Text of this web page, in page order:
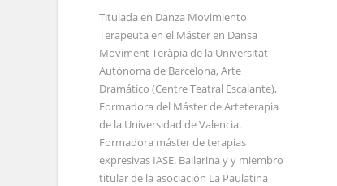
Titulada en Danza Movimiento
Terapeuta en el Máster en Dansa
Moviment Teràpia de la Universitat
Autònoma de Barcelona, Arte
Dramático (Centre Teatral Escalante),
Formadora del Máster de Arteterapia
de la Universidad de Valencia.
Formadora máster de terapias
expresivas IASE. Bailarina y y miembro
titular de la asociación La Paulatina